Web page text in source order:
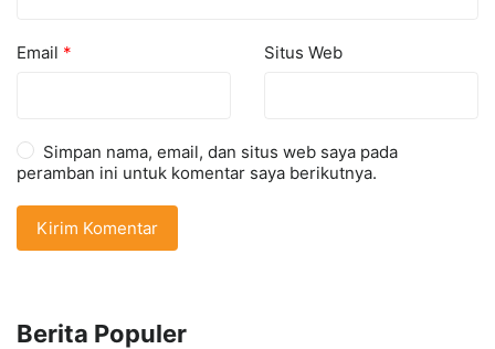
Email * Situs Web
Simpan nama, email, dan situs web saya pada
peramban ini untuk komentar saya berikutnya.
Berita Populer